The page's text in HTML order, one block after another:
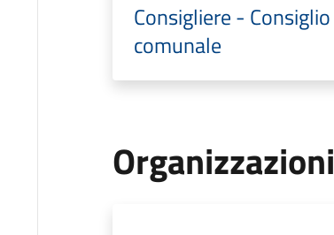
Consigliere - Consiglio
comunale
Organizzazioni